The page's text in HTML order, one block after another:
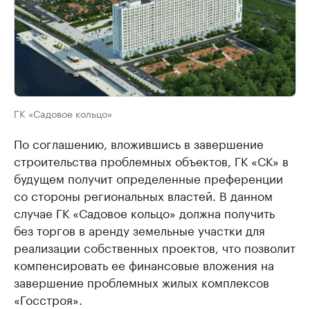
ГК «Садовое кольцо»
По соглашению, вложившись в завершение
строительства проблемных объектов, ГК «СК» в
будущем получит определенные преференции
со стороны региональных властей. В данном
случае ГК «Садовое кольцо» должна получить
без торгов в аренду земельные участки для
реализации собственных проектов, что позволит
компенсировать ее финансовые вложения на
завершение проблемных жилых комплексов
«Госстроя».